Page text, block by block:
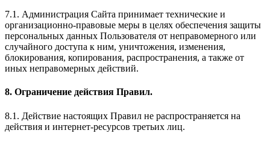
7.1. Администрация Сайта принимает технические и
организационно-правовые меры в целях обеспечения защиты
персональных данных Пользователя от неправомерного или
случайного доступа к ним, уничтожения, изменения,
блокирования, копирования, распространения, а также от
иных неправомерных действий.
8. Ограничение действия Правил.
8.1. Действие настоящих Правил не распространяется на
действия и интернет-ресурсов третьих лиц.